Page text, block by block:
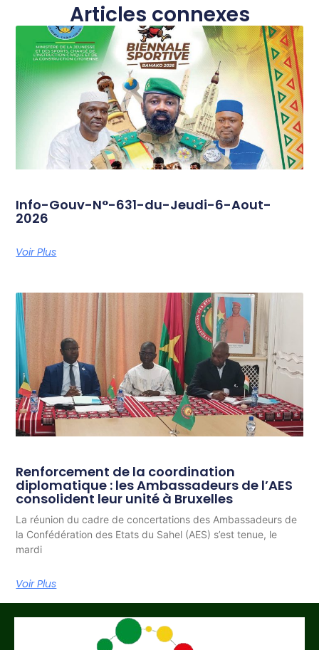
Articles connexes
Info-Gouv-N°-631-du-Jeudi-6-Aout-
2026
Voir Plus
Renforcement de la coordination
diplomatique : les Ambassadeurs de l’AES
consolident leur unité à Bruxelles
La réunion du cadre de concertations des Ambassadeurs de
la Confédération des Etats du Sahel (AES) s’est tenue, le
mardi
Voir Plus